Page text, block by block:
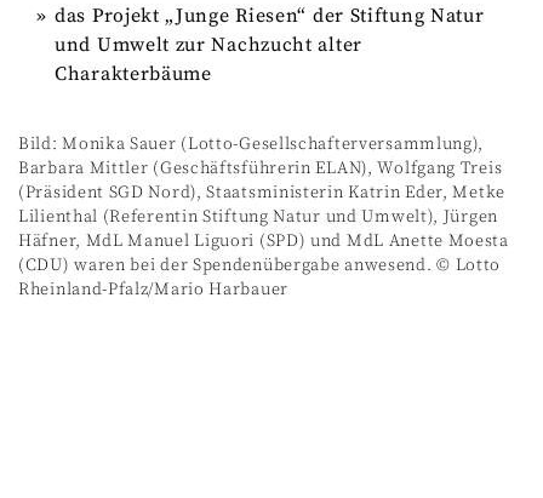
das Projekt „Junge Riesen“ der Stiftung Natur
und Umwelt zur Nachzucht alter
Charakterbäume
Bild: Monika Sauer (Lotto-Gesellschafterversammlung),
Barbara Mittler (Geschäftsführerin ELAN), Wolfgang Treis
(Präsident SGD Nord), Staatsministerin Katrin Eder, Metke
Lilienthal (Referentin Stiftung Natur und Umwelt), Jürgen
Häfner, MdL Manuel Liguori (SPD) und MdL Anette Moesta
(CDU) waren bei der Spendenübergabe anwesend. © Lotto
Rheinland-Pfalz/Mario Harbauer